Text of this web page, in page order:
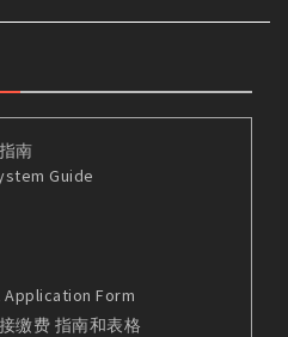
南
Guide
Form
缴费 指南和表格